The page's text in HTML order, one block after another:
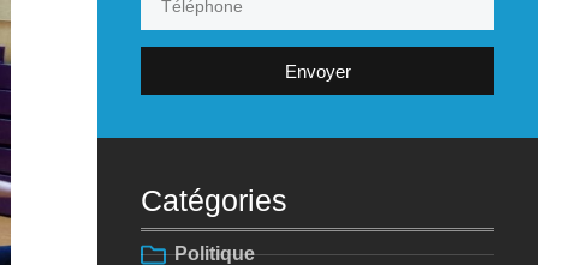
Envoyer
Catégories
Politique